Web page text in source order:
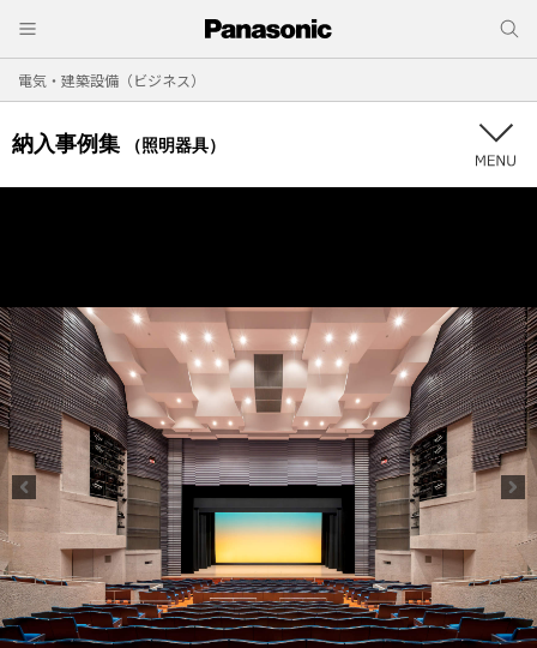
電気・建築設備（ビジネス）
納入事例集 （照明器具）